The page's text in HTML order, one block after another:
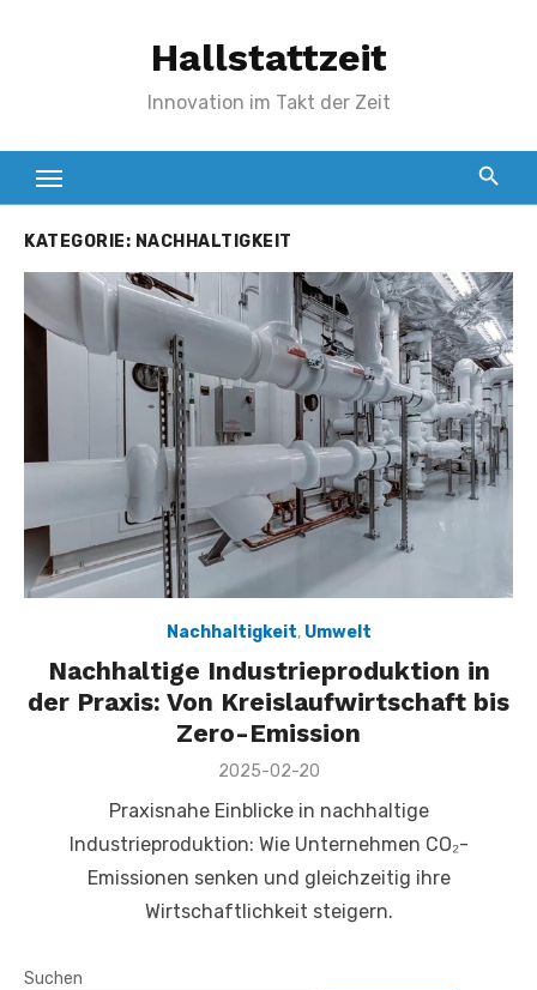
Hallstattzeit
Innovation im Takt der Zeit
KATEGORIE: NACHHALTIGKEIT
Nachhaltigkeit, Umwelt
Nachhaltige Industrieproduktion in
der Praxis: Von Kreislaufwirtschaft bis
Zero-Emission
Veröffentlicht
2025-02-20
Praxisnahe Einblicke in nachhaltige
Industrieproduktion: Wie Unternehmen CO₂-
Emissionen senken und gleichzeitig ihre
Wirtschaftlichkeit steigern.
Suchen